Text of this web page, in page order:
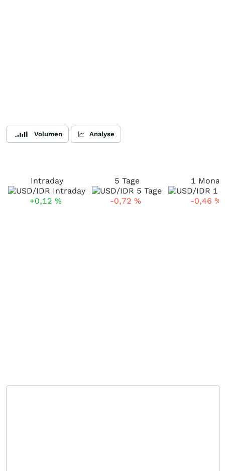
Volumen Analyse
Intraday
+0,12 %
5 Tage
-0,72 %
1 Monat
-0,46 %